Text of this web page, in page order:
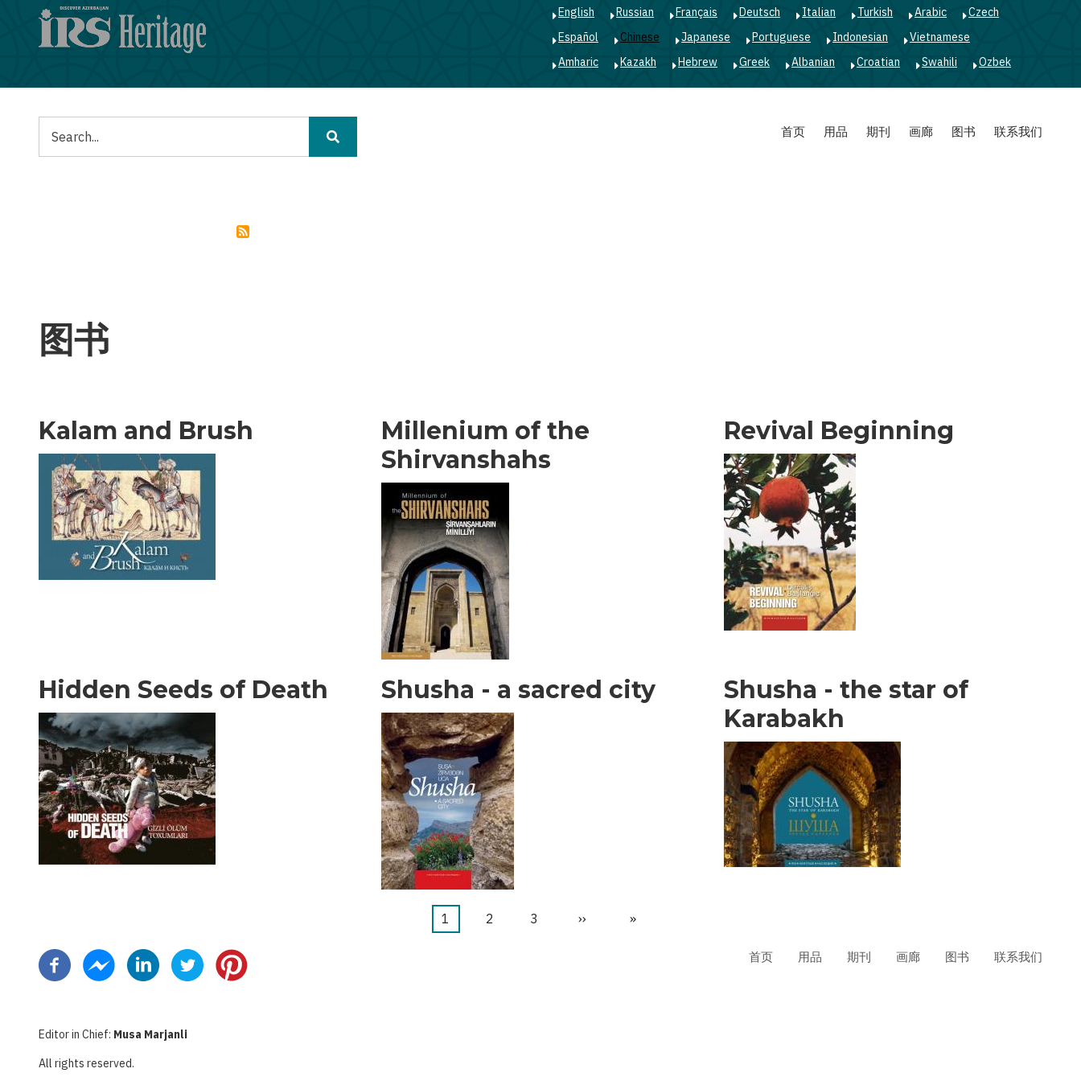
English Russian Français Deutsch Italian Turkish Arabic
Czech
Español
Chinese Japanese Portuguese Indonesian
Vietnamese
Amharic
Kazakh Hebrew Greek Albanian Croatian Swahili Ozbek
首页 用品 期刊 画廊 图书 联系我们
图书
Kalam and Brush
Millenium of the
Shirvanshahs
Revival Beginning
Hidden Seeds of Death Shusha - a sacred city
Shusha - the star of
Karabakh
页
当
1
页
2
页
3
下
››
末
»
Editor in Chief: Musa Marjanli
All rights reserved.
首页 用品 期刊 画廊 图书 联系我们